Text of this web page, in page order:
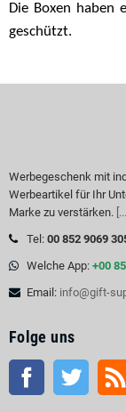
Die Boxen haben
geschützt.
Werbegeschenk mit
Werbeartikel für Ihr
Marke zu verstärken. [...]
Tel: 00 852 9069
Welche App: +00
Email: info@gift-
Folge uns
Facebook Twitter